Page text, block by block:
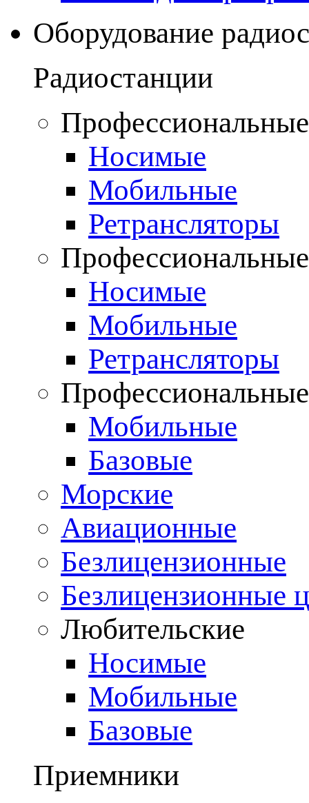
Оборудование
Радиостанции
Носимые
Мобильные
Ретрансляторы
Носимые
Мобильные
Ретрансляторы
Мобильные
Базовые
Морские
Авиационные
Безлицензионные
Безлицензионные
Любительские
Носимые
Мобильные
Базовые
Приемники